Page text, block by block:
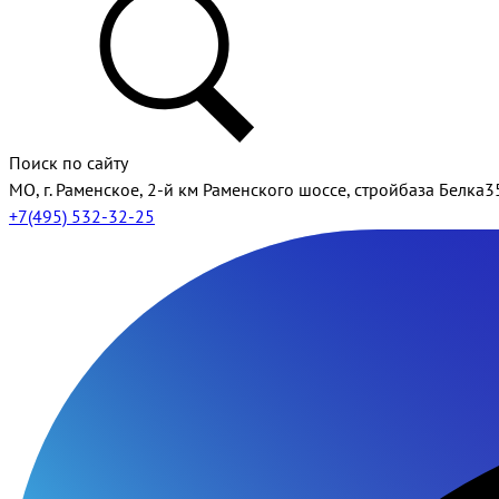
Поиск по сайту
МО, г. Раменское, 2-й км Раменского шоссе, стройбаза
+7(495) 532-32-25